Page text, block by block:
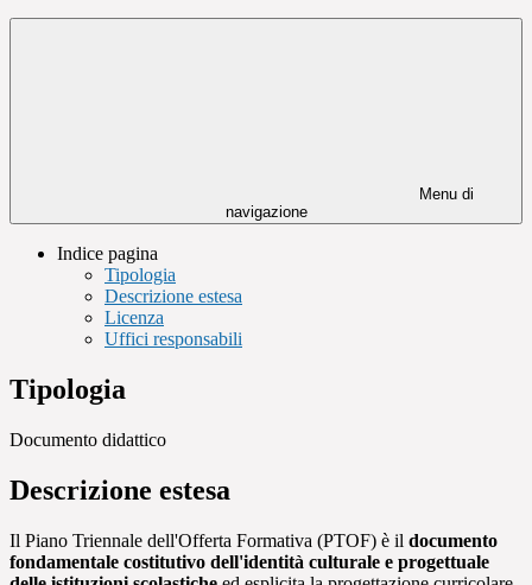
Menu di
navigazione
Indice pagina
Tipologia
Descrizione estesa
Licenza
Uffici responsabili
Tipologia
Documento didattico
Descrizione estesa
Il Piano Triennale dell'Offerta Formativa (PTOF) è il documento
fondamentale costitutivo dell'identità culturale e progettuale